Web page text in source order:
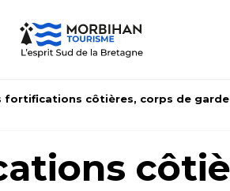
fortifications côtières, corps de